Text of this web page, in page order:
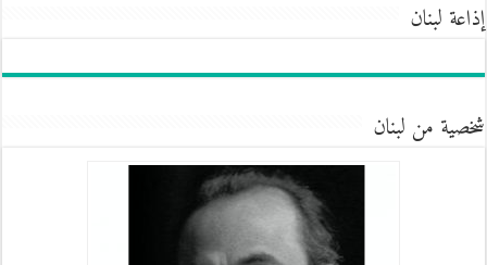
إذاعة لبنان
شخصية من لبنان